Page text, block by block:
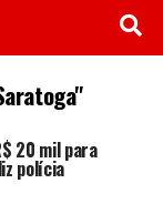
20 mil para
polícia